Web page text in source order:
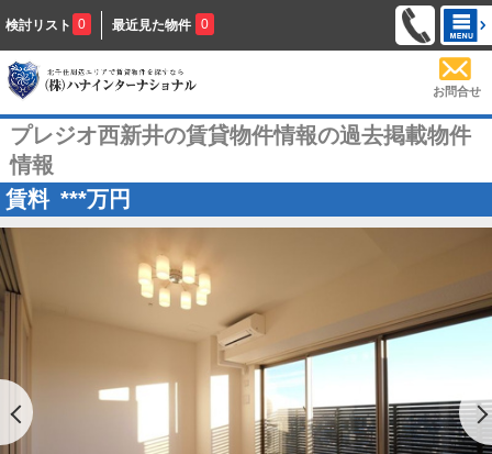
検討リスト 0 最近見た物件 0
お問合せ
プレジオ西新井の賃貸物件情報の過去掲載物件
情報
賃料 ***万円